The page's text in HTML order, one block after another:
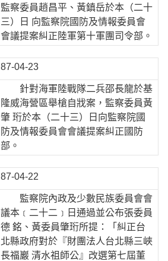
監察委員趙昌平、黃鎮岳於本（二十
三）日 向監察院國防及情報委員會
會議提案糾正陸軍第十軍團司令部。
87-04-23
針對海軍陸戰隊二兵邵長龍於基
隆威海營區舉槍自戕案，監察委員黃
肇 珩於本（二十三）日向監察院國
防及情報委員會會議提案糾正國防
部。
87-04-22
監察院內政及少數民族委員會會
議本﹝二十二﹞日通過並公布張委員
德 銘、黃委員肇珩所提：「糾正台
北縣政府對於『財團法人台北縣三峽
長福巖 清水祖師公』改選第七屆董